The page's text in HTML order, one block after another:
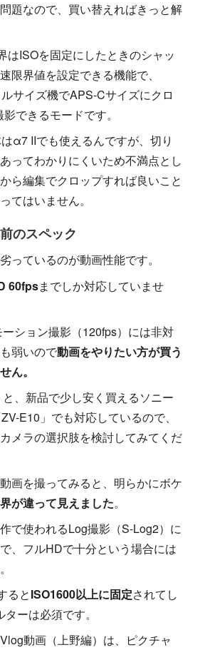
題なので、買い替えればきっと解
はISOを固定にしたときのシャッ
限界値を設定できる機能で、
サイズ機でAPS-Cサイズにクロ
できるモードです。
α7 IIでも使えるんですが、切り
ってわかりにくいため不満点とし
ら編集でクロップすれば良いこと
てはいません。
のスペック
っているのが動画性能です。
60fpsまでしか対応していませ
ション撮影（120fps）には非対
弱いので動画をやりたい方が買う
ん。
、新品で少し安く買えるソニー
E10」でも対応しているので、
メラの選択肢を検討してみてくだ
画を撮ってみると、明らかにボケ
が違って見えました。
で使われるLog撮影（S-Log2）に
、フルHDで十分という場合には
るとISO1600以上に固定されてし
ーは必須です。
動画（上野編）は、ピクチャ